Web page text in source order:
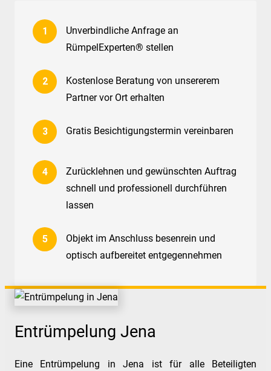
Unverbindliche Anfrage an
RümpelExperten® stellen
Kostenlose Beratung von unsererem
Partner vor Ort erhalten
Gratis Besichtigungstermin vereinbaren
Zurücklehnen und gewünschten Auftrag
schnell und professionell durchführen
lassen
Objekt im Anschluss besenrein und
optisch aufbereitet entgegennehmen
Entrümpelung Jena
Eine Entrümpelung in Jena ist für alle Beteiligten